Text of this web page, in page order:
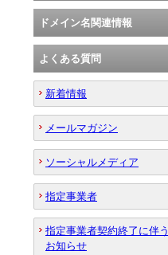
ドメイン名関連情報
よくある質問
新着情報
メールマガジン
ソーシャルメディア
指定事業者
指定事業者契約終了に伴う
お知らせ